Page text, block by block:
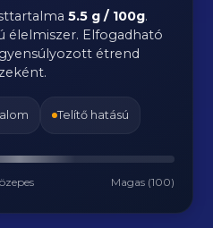
5.5 g / 100g.
élelmiszer. Elfogadható
étrend
Telítő hatású
Magas (100)